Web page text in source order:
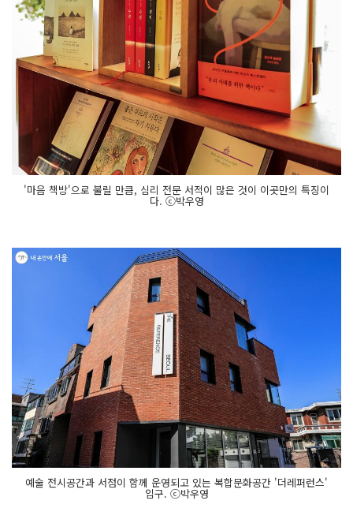
'마음 책방'으로 불릴 만큼, 심리 전문 서적이 많은 것이 이곳만의 특징이
다. ⓒ박우영
예술 전시공간과 서점이 함께 운영되고 있는 복합문화공간 '더레퍼런스'
입구. ⓒ박우영